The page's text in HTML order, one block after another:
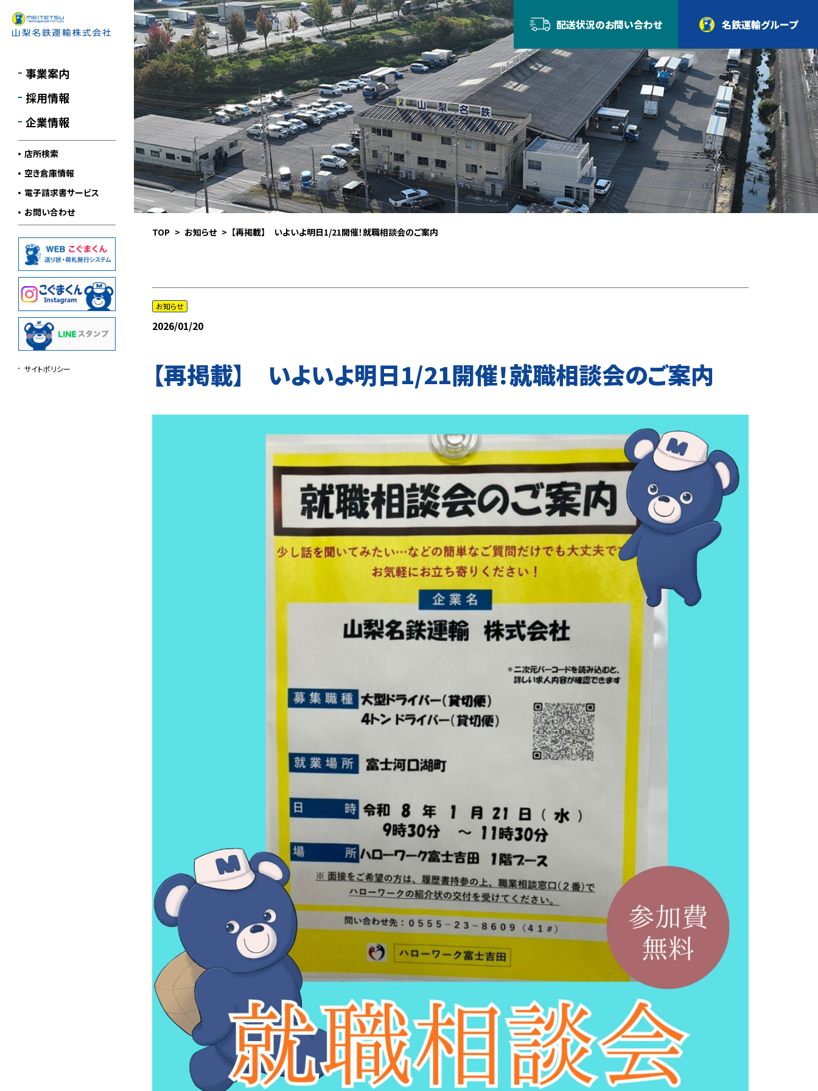
配送状況のお問い合わせ 名鉄運輸グループ
事業案内
一般貨物自動車
運送事業
第一種貨物利用
運送事業
山梨名鉄運輸の
3PL事業
物流倉庫事業
採用情報
採用情報
企業情報
企業理念
会社概要・沿革
CSR活動
女性活躍推進の取組
SDGsの取組
店所検索
空き倉庫情報
電子請求書サービス
お問い合わせ
サイトポリシー
TOP お知らせ 【再掲載】 いよいよ明日1/21開催！就職相談会のご案内
お知らせ
2026/01/20
【再掲載】 いよいよ明日1/21開催！就職相談会のご案内